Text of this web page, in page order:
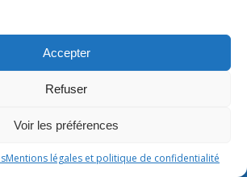
Accepter
Refuser
Voir les préférences
Mentions légales et politique de confidentialité